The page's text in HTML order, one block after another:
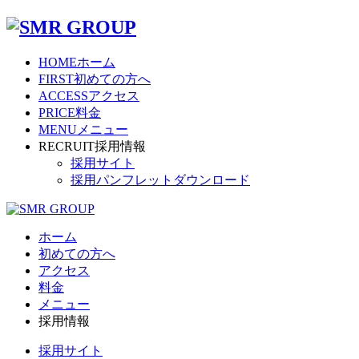
HOMEホーム
FIRST初めての方へ
ACCESSアクセス
PRICE料金
MENU メニュー
RECRUIT採用情報
採用サイト
採用パンフレットダウンロード
ホーム
初めての方へ
アクセス
料金
メニュー
採用情報
採用サイト